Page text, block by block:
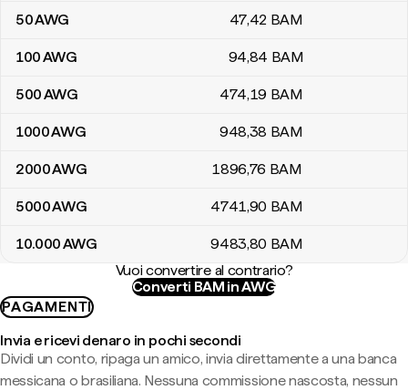
50AWG 47,42 BAM
100AWG 94,84 BAM
500AWG 474,19 BAM
1000AWG 948,38 BAM
2000AWG 1896,76 BAM
5000AWG 4741,90 BAM
10.000AWG 9483,80 BAM
Vuoi convertire al contrario?
Converti BAM in AWG
PAGAMENTI
Invia e ricevi denaro in pochi secondi
Dividi un conto, ripaga un amico, invia direttamente a una banca
messicana o brasiliana. Nessuna commissione nascosta, nessun